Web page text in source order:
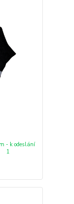
- k odeslání
1